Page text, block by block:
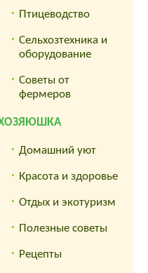
Птицеводство
Сельхозтехника и
оборудование
Советы от
фермеров
Домашний уют
Красота и здоровье
Отдых и экотуризм
Полезные советы
Рецепты